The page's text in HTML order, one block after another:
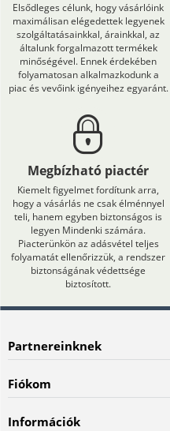
Elsődleges célunk, hogy vásárlóink
maximálisan elégedettek legyenek
szolgáltatásainkkal, árainkkal, az
általunk forgalmazott termékek
minőségével. Ennek érdekében
folyamatosan alkalmazkodunk a
piac és vevőink igényeihez egyaránt.
Megbízható piactér
Kiemelt figyelmet fordítunk arra,
hogy a vásárlás ne csak élménnyel
teli, hanem egyben biztonságos is
legyen Mindenki számára.
Piacterünkön az adásvétel teljes
folyamatát ellenőrizzük, a rendszer
biztonságának védettsége
biztosított.
Partnereinknek
Fiókom
Információk